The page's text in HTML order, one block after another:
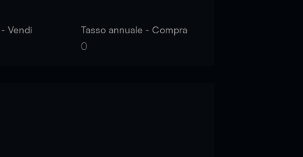
Vendi Tasso annuale - Compra
0